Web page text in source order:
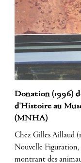
Donation (1996)
d'Histoire au
(MNHA)
Chez Gilles Aillaud
Nouvelle Figuration,
montrant des